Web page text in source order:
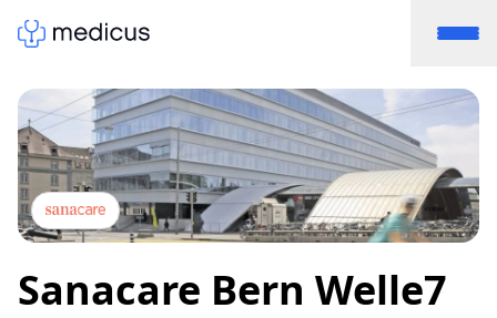
Sanacare Bern Welle7